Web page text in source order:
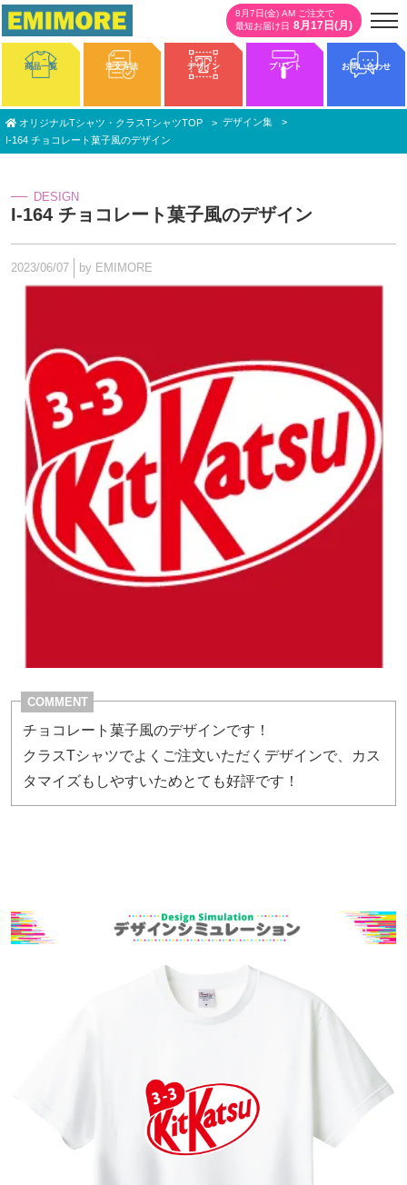
8月7日(金) AM ご注文で
最短お届け日 8月17日(月)
商品一覧 注文方法 デザイン プリント お問い合わせ
オリジナルTシャツ・クラスTシャツTOP
デザイン集
I-164 チョコレート菓子風のデザイン
DESIGN
I-164 チョコレート菓子風のデザイン
2023/06/07 by EMIMORE
COMMENT
チョコレート菓子風のデザインです！
クラスTシャツでよくご注文いただくデザインで、カス
タマイズもしやすいためとても好評です！